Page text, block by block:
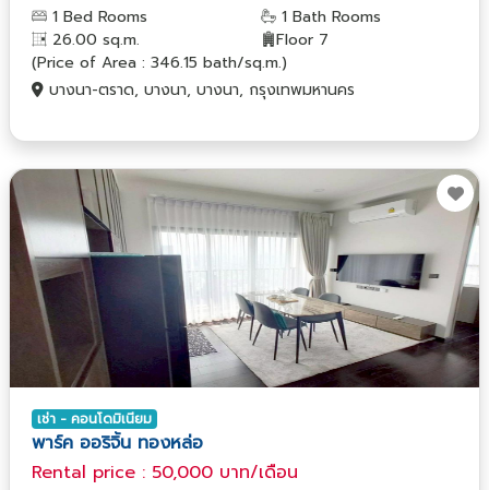
1 Bed Rooms
1 Bath Rooms
26.00 sq.m.
Floor 7
(Price of Area : 346.15 bath/sq.m.)
บางนา-ตราด, บางนา, บางนา, กรุงเทพมหานคร
เช่า - คอนโดมิเนียม
พาร์ค ออริจิ้น ทองหล่อ
Rental price : 50,000 บาท/เดือน